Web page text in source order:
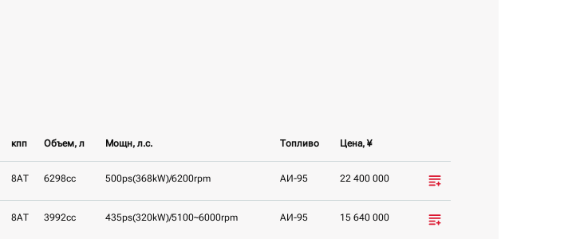
кпп Объем, л Мощн, л.с. Топливо Цена, ¥
8AT 6298cc 500ps(368kW)/6200rpm AИ-95 22 400 000
8AT 3992cc 435ps(320kW)/5100~6000rpm AИ-95 15 640 000